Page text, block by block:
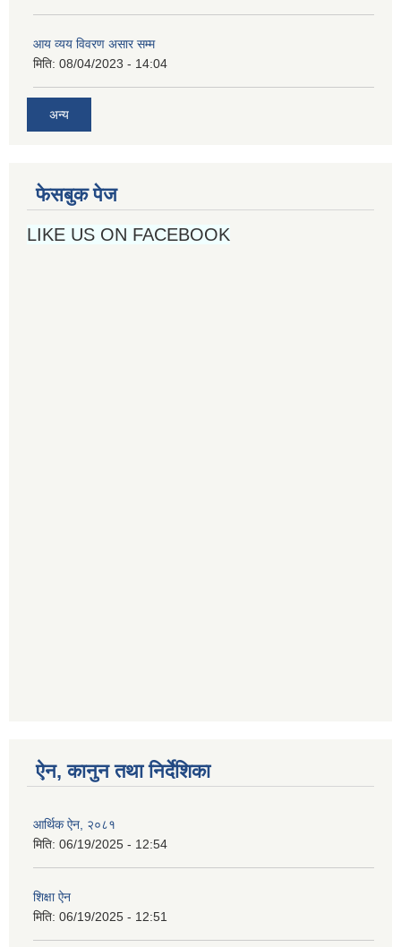
आय व्यय विवरण असार सम्म
मिति: 08/04/2023 - 14:04
अन्य
फेसबुक पेज
LIKE US ON FACEBOOK
ऐन, कानुन तथा निर्देशिका
आर्थिक ऐन, २०८१
मिति: 06/19/2025 - 12:54
शिक्षा ऐन
मिति: 06/19/2025 - 12:51